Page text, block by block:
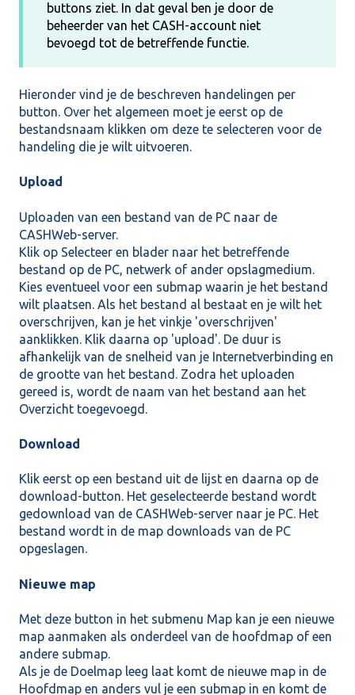
buttons ziet. In dat geval ben je door de
beheerder van het CASH-account niet
bevoegd tot de betreffende functie.
Hieronder vind je de beschreven handelingen per
button. Over het algemeen moet je eerst op de
bestandsnaam klikken om deze te selecteren voor de
handeling die je wilt uitvoeren.
Upload
Uploaden van een bestand van de PC naar de
CASHWeb-server.
Klik op Selecteer en blader naar het betreffende
bestand op de PC, netwerk of ander opslagmedium.
Kies eventueel voor een submap waarin je het bestand
wilt plaatsen. Als het bestand al bestaat en je wilt het
overschrijven, kan je het vinkje 'overschrijven'
aanklikken. Klik daarna op 'upload'. De duur is
afhankelijk van de snelheid van je Internetverbinding en
de grootte van het bestand. Zodra het uploaden
gereed is, wordt de naam van het bestand aan het
Overzicht toegevoegd.
Download
Klik eerst op een bestand uit de lijst en daarna op de
download-button. Het geselecteerde bestand wordt
gedownload van de CASHWeb-server naar je PC. Het
bestand wordt in de map downloads van de PC
opgeslagen.
Nieuwe map
Met deze button in het submenu Map kan je een nieuwe
map aanmaken als onderdeel van de hoofdmap of een
andere submap.
Als je de Doelmap leeg laat komt de nieuwe map in de
Hoofdmap en anders vul je een submap in en komt de